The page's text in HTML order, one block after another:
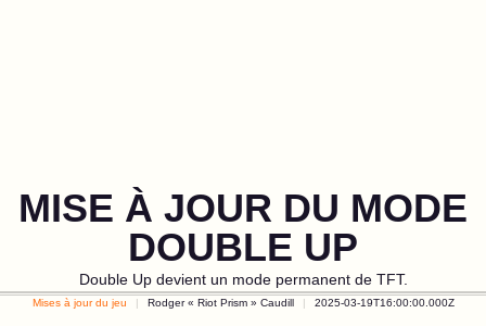
MISE À JOUR DU MODE
DOUBLE UP
Double Up devient un mode permanent de TFT.
Mises à jour du jeu Rodger « Riot Prism » Caudill 2025-03-19T16:00:00.000Z